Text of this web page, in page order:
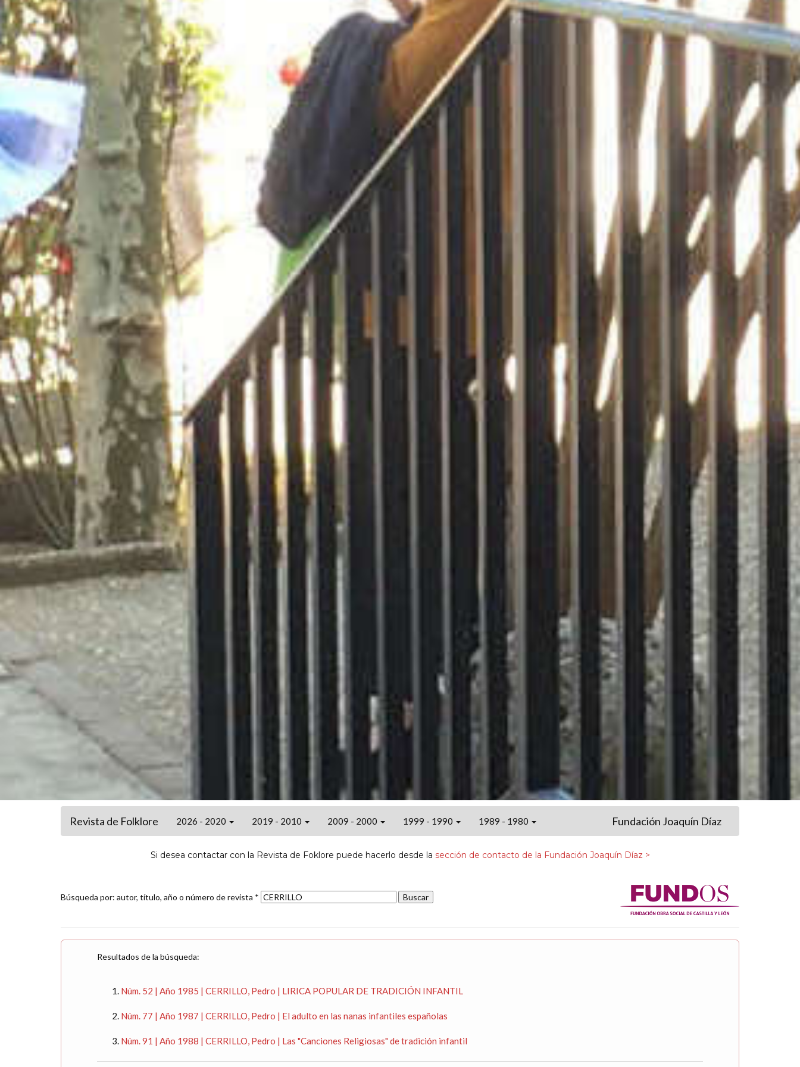
Revista de Folklore 2026 - 2020 2019 - 2010 2009 - 2000 1999 - 1990 1989 - 1980 Fundación Joaquín Díaz
Si desea contactar con la Revista de Foklore puede hacerlo desde la sección de contacto de la Fundación Joaquín Díaz >
Búsqueda por: autor, título, año o número de revista *
Resultados de la búsqueda:
Núm. 52 | Año 1985 | CERRILLO, Pedro | LIRICA POPULAR DE TRADICIÓN INFANTIL
Núm. 77 | Año 1987 | CERRILLO, Pedro | El adulto en las nanas infantiles españolas
Núm. 91 | Año 1988 | CERRILLO, Pedro | Las "Canciones Religiosas" de tradición infantil